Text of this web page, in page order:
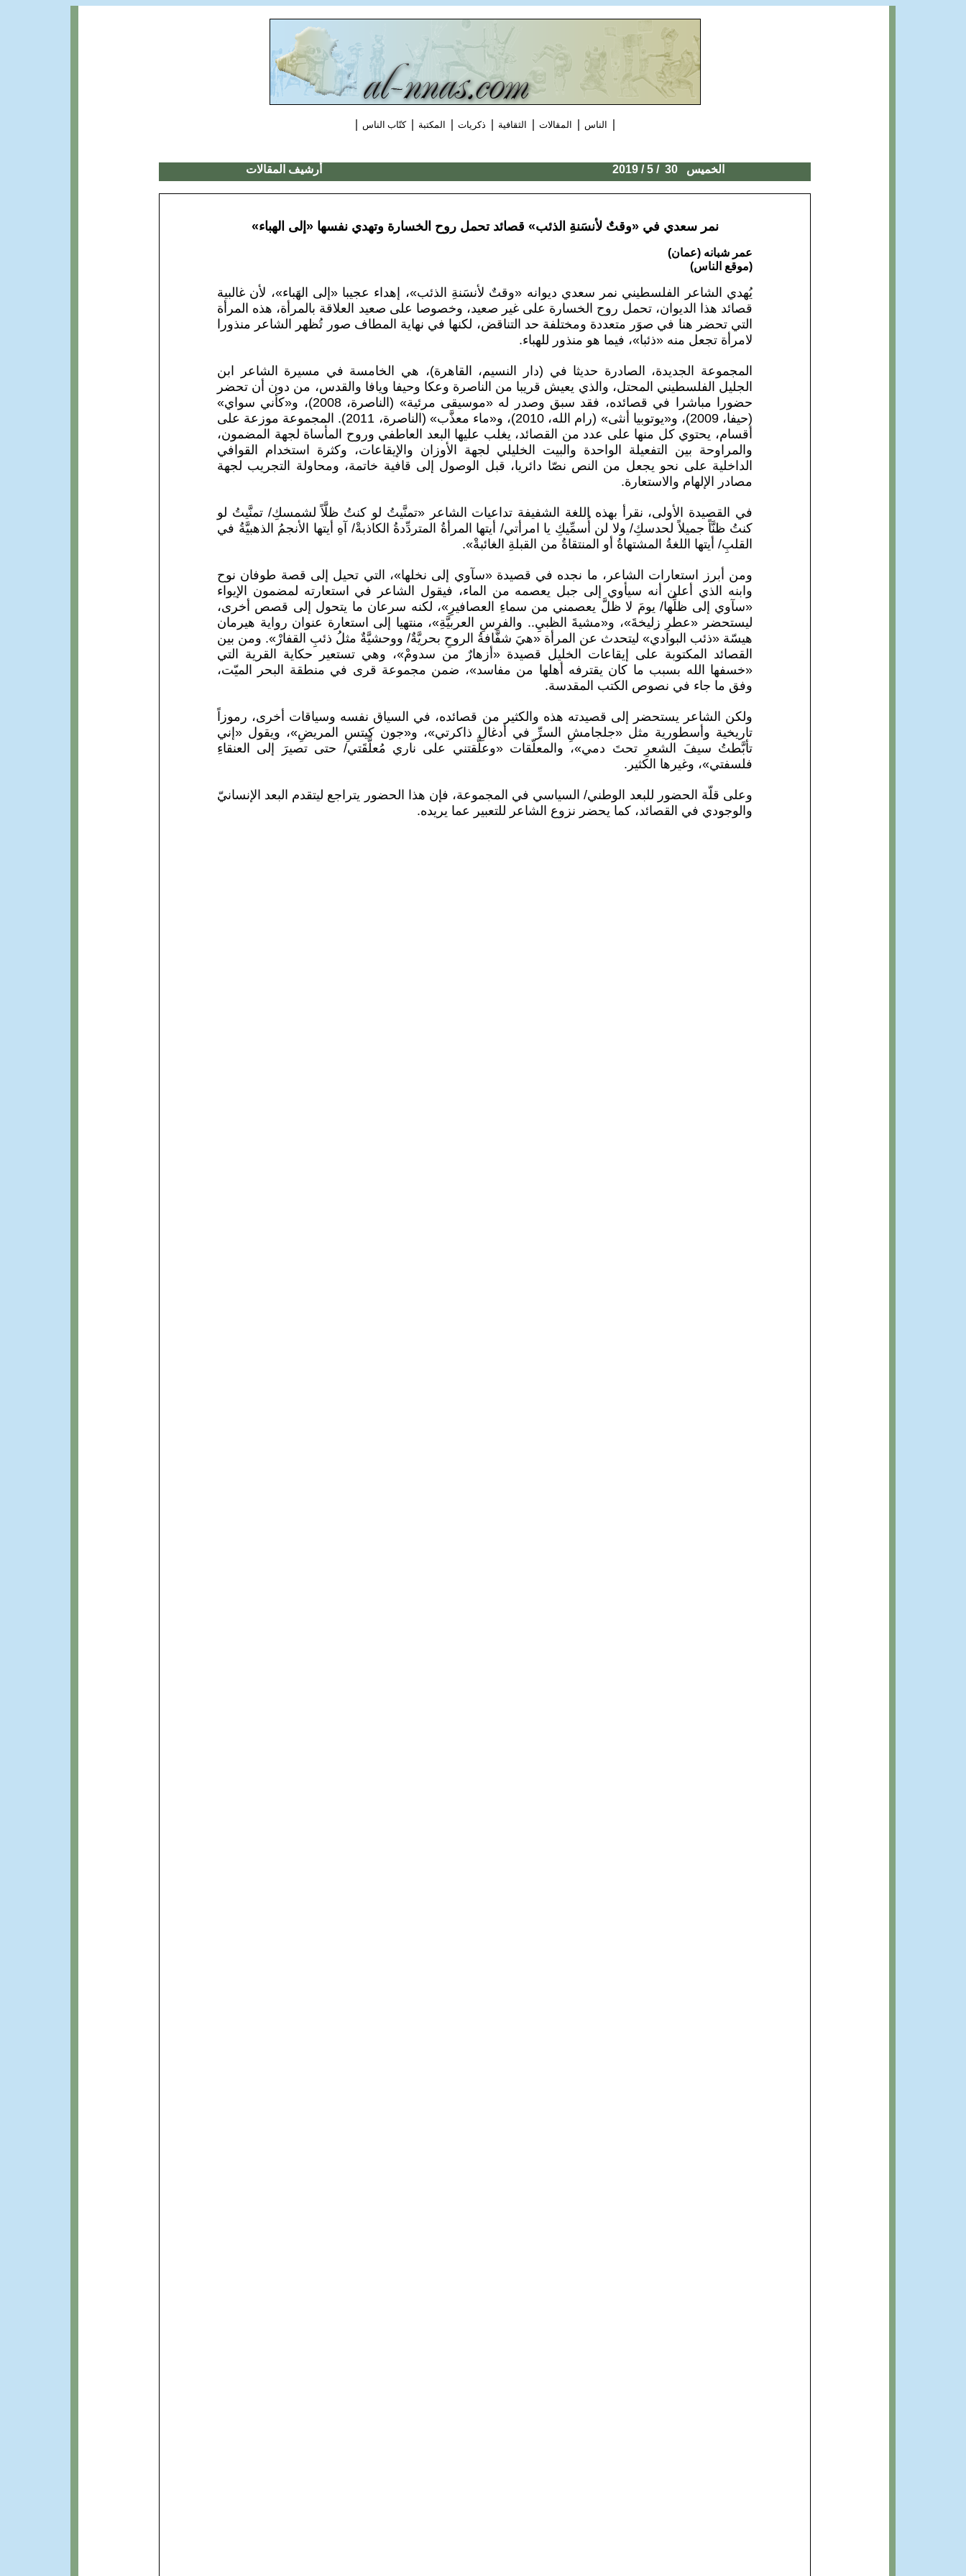
| الناس | المقالات | الثقافية | ذكريات | المكتبة | كتّاب الناس |
الخميس 30 / 5 / 2019 أرشيف المقالات
نمر سعدي في «وقتٌ لأنسَنةِ الذئب» قصائد تحمل روح الخسارة وتهدي نفسها «إلى الهباء»
عمر شبانه (عمان)
(موقع الناس)
يُهدي الشاعر الفلسطيني نمر سعدي ديوانه «وقتٌ لأنسَنةِ الذئب»، إهداء عجيبا «إلى الهَباء»، لأن غالبية
قصائد هذا الديوان، تحمل روح الخسارة على غير صعيد، وخصوصا على صعيد العلاقة بالمرأة، هذه المرأة
التي تحضر هنا في صوَر متعددة ومختلفة حد التناقض، لكنها في نهاية المطاف صور تُظهر الشاعر منذورا
لامرأة تجعل منه «ذئبا»، فيما هو منذور للهباء.
المجموعة الجديدة، الصادرة حديثا في (دار النسيم، القاهرة)، هي الخامسة في مسيرة الشاعر ابن
الجليل الفلسطيني المحتل، والذي يعيش قريبا من الناصرة وعكا وحيفا ويافا والقدس، من دون أن تحضر
حضورا مباشرا في قصائده، فقد سبق وصدر له «موسيقى مرئية» (الناصرة، 2008)، و«كأني سواي»
(حيفا، 2009)، و«يوتوبيا أنثى» (رام الله، 2010)، و«ماء معذَّب» (الناصرة، 2011). المجموعة موزعة على
أقسام، يحتوي كل منها على عدد من القصائد، يغلب عليها البعد العاطفي وروح المأساة لجهة المضمون،
والمراوحة بين التفعيلة الواحدة والبيت الخليلي لجهة الأوزان والإيقاعات، وكثرة استخدام القوافي
الداخلية على نحو يجعل من النص نصّا دائريا، قبل الوصول إلى قافية خاتمة، ومحاولة التجريب لجهة
مصادر الإلهام والاستعارة.
في القصيدة الأولى، نقرأ بهذه اللغة الشفيفة تداعيات الشاعر «تمنَّيتُ لو كنتُ ظلَّاً لشمسكِ/ تمنَّيتُ لو
كنتُ ظنَّاً جميلاً لحدسكِ/ ولا لن أُسمِّيكِ يا امرأتي/ أيتها المرأةُ المتردِّدةُ الكاذبةْ/ آهِ أيتها الأنجمُ الذهبيَّةُ في
القلبِ/ أيتها اللغةُ المشتهاةُ أو المنتقاةُ من القبلةِ الغائبةْ».
ومن أبرز استعارات الشاعر، ما نجده في قصيدة «سآوي إلى نخلها»، التي تحيل إلى قصة طوفان نوح
وابنه الذي أعلن أنه سيأوي إلى جبل يعصمه من الماء، فيقول الشاعر في استعارته لمضمون الإيواء
«سآوي إلى ظلِّها/ يومَ لا ظلَّ يعصمني من سماءِ العصافيرِ»، لكنه سرعان ما يتحول إلى قصص أخرى،
ليستحضر «عطرِ زليخةَ»، و«مشيةَ الظبيِ.. والفرسِ العربيَّةِ»، منتهيا إلى استعارة عنوان رواية هيرمان
هيسّة «ذئب البوادي» ليتحدث عن المرأة «هيَ شفَّافةُ الروحِ بحريَّةٌ/ ووحشيَّةٌ مثلُ ذئبِ القفارْ». ومن بين
القصائد المكتوبة على إيقاعات الخليل قصيدة «أزهارٌ من سدومْ»، وهي تستعير حكاية القرية التي
«خسفها الله بسبب ما كان يقترفه أهلها من مفاسد»، ضمن مجموعة قرى في منطقة البحر الميّت،
وفق ما جاء في نصوص الكتب المقدسة.
ولكن الشاعر يستحضر إلى قصيدته هذه والكثير من قصائده، في السياق نفسه وسياقات أخرى، رموزاً
تاريخية وأسطورية مثل «جلجامشِ السرِّ في أدغالِ ذاكرتي»، و«جون كيتسِ المريضِ»، ويقول «إني
تأبَّطتُ سيفَ الشعرِ تحتَ دمي»، والمعلّقات «وعلَّقتني على ناري مُعلَّقَتي/ حتى تصيرَ إلى العنقاءِ
فلسفتي»، وغيرها الكثير.
وعلى قلّة الحضور للبعد الوطني/ السياسي في المجموعة، فإن هذا الحضور يتراجع ليتقدم البعد الإنسانيّ
والوجودي في القصائد، كما يحضر نزوع الشاعر للتعبير عما يريده.